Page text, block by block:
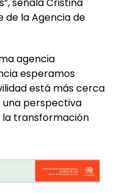
señala Cristina
de la Agencia de
agencia
esperamos
está más cerca
una perspectiva
transformación